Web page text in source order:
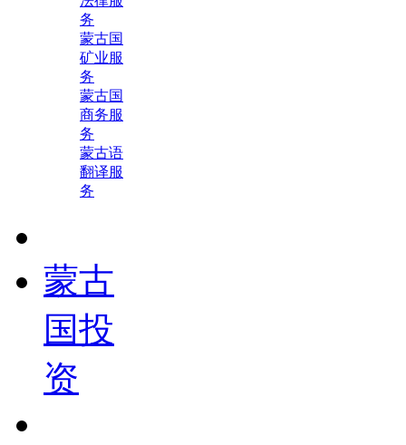
务
蒙古国
矿业服
务
蒙古国
商务服
务
蒙古语
翻译服
务
蒙古
国投
资